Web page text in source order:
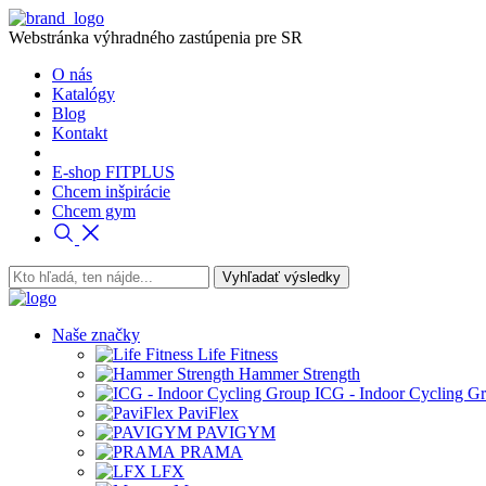
Webstránka výhradného zastúpenia pre SR
O nás
Katalógy
Blog
Kontakt
E-shop FITPLUS
Chcem inšpirácie
Chcem gym
Naše značky
Life Fitness
Hammer Strength
ICG - Indoor Cycling
PaviFlex
PAVIGYM
PRAMA
LFX